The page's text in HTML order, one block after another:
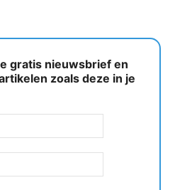
gratis nieuwsbrief en
zoals deze in je